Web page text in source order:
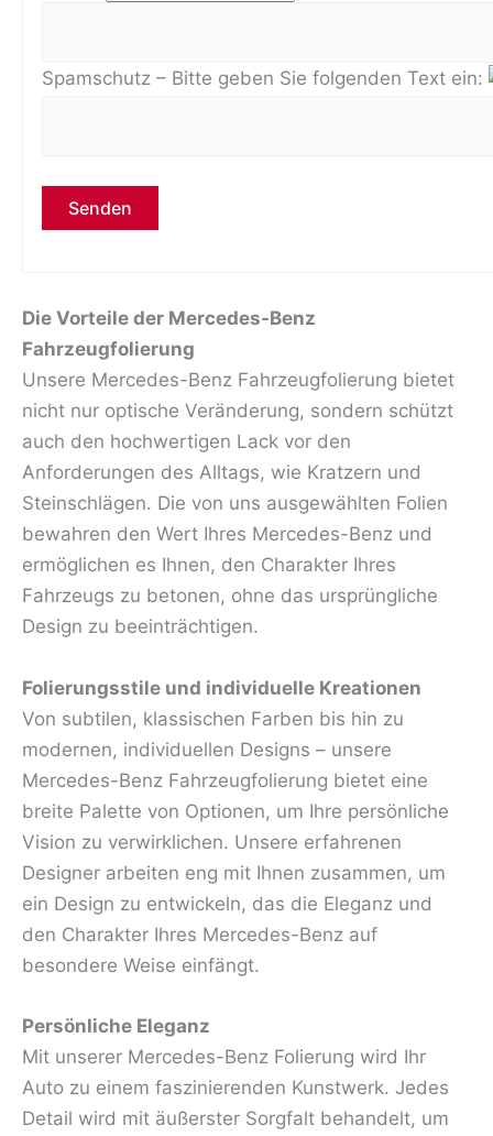
Spamschutz – Bitte geben Sie folgenden Text ein:
Bitte lasse dieses Feld leer.
Die Vorteile der Mercedes-Benz
Fahrzeugfolierung
Unsere Mercedes-Benz Fahrzeugfolierung bietet
nicht nur optische Veränderung, sondern schützt
auch den hochwertigen Lack vor den
Anforderungen des Alltags, wie Kratzern und
Steinschlägen. Die von uns ausgewählten Folien
bewahren den Wert Ihres Mercedes-Benz und
ermöglichen es Ihnen, den Charakter Ihres
Fahrzeugs zu betonen, ohne das ursprüngliche
Design zu beeinträchtigen.
Folierungsstile und individuelle Kreationen
Von subtilen, klassischen Farben bis hin zu
modernen, individuellen Designs – unsere
Mercedes-Benz Fahrzeugfolierung bietet eine
breite Palette von Optionen, um Ihre persönliche
Vision zu verwirklichen. Unsere erfahrenen
Designer arbeiten eng mit Ihnen zusammen, um
ein Design zu entwickeln, das die Eleganz und
den Charakter Ihres Mercedes-Benz auf
besondere Weise einfängt.
Persönliche Eleganz
Mit unserer Mercedes-Benz Folierung wird Ihr
Auto zu einem faszinierenden Kunstwerk. Jedes
Detail wird mit äußerster Sorgfalt behandelt, um